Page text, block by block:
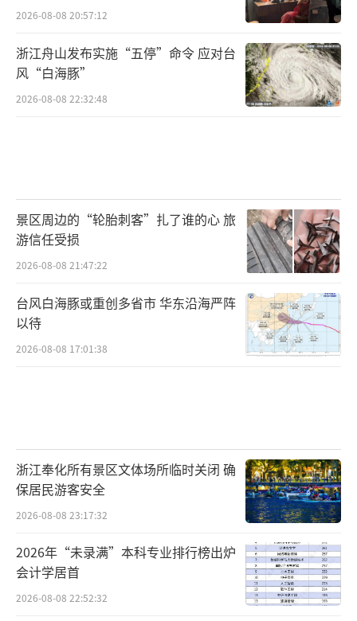
2026-08-08 20:57:12
浙江舟山发布实施“五停”命令 应对台
风“白海豚”
2026-08-08 22:32:48
景区周边的“轮胎刺客”扎了谁的心 旅
游信任受损
2026-08-08 21:47:22
台风白海豚或重创多省市 华东沿海严阵
以待
2026-08-08 17:01:38
浙江奉化所有景区文体场所临时关闭 确
保居民游客安全
2026-08-08 23:17:32
2026年“未录满”本科专业排行榜出炉
会计学居首
2026-08-08 22:52:32